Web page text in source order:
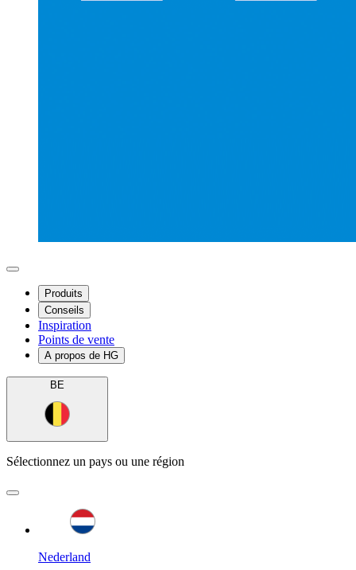
Produits
Conseils
Inspiration
Points de vente
A propos de HG
BE
Sélectionnez un pays ou une région
Nederland